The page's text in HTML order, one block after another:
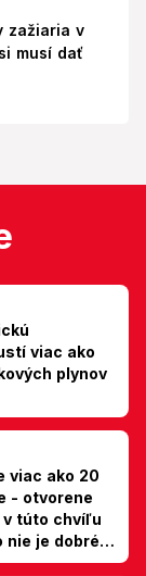
zažiaria v
musí dať
viac ako
plynov
viac ako 20
- otvorene
v túto chvíľu
nie je dobré,